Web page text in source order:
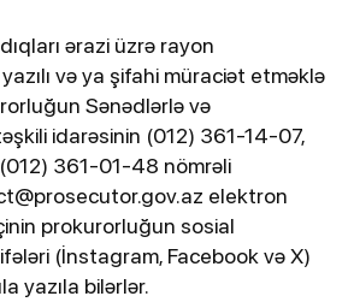
ərazi üzrə rayon
və ya şifahi müraciət etməklə
Sənədlərlə və
idarəsinin (012) 361-14-07,
361-01-48 nömrəli
elektron
prokurorluğun sosial
(İnstagram, Facebook və X)
yazıla bilərlər.